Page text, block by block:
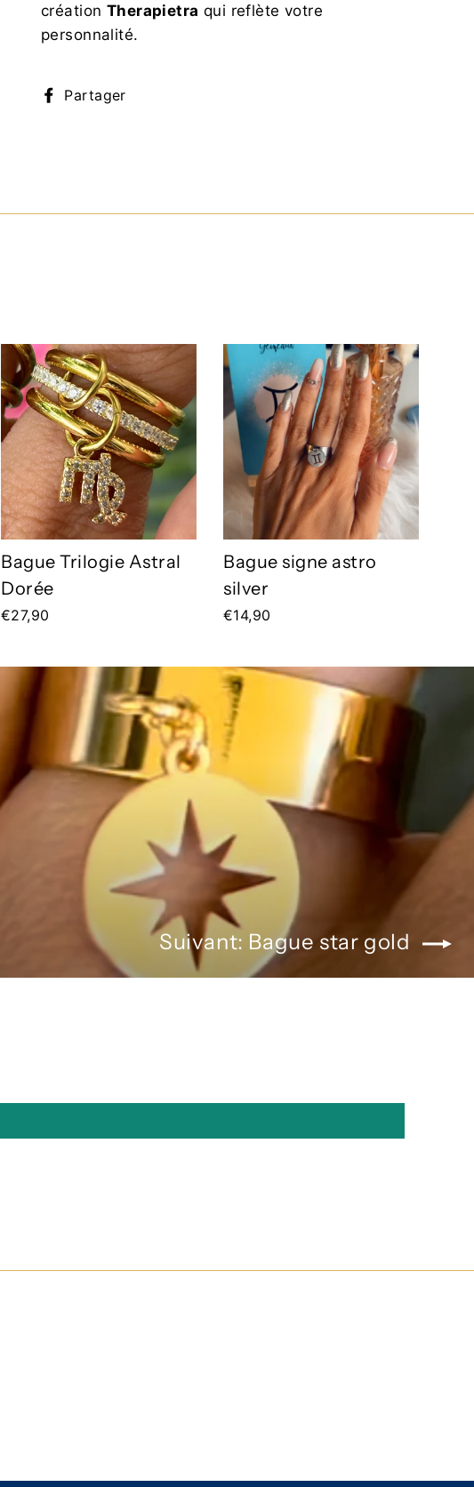
création Therapietra qui reflète votre
personnalité.
Partager
Bague Trilogie Astral
Dorée
€27,90
Bague signe astro
silver
€14,90
Suivant: Bague star gold